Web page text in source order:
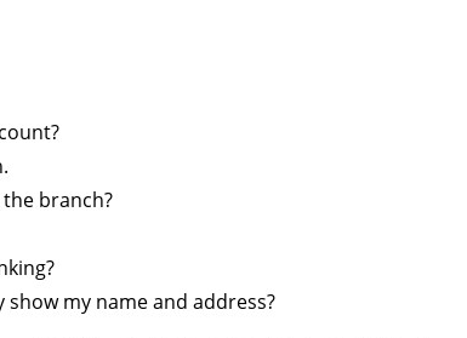
branch?
my name and address?